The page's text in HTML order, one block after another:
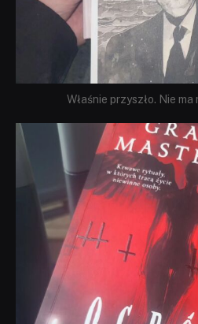
Właśnie przyszło. Nie
Sie 23